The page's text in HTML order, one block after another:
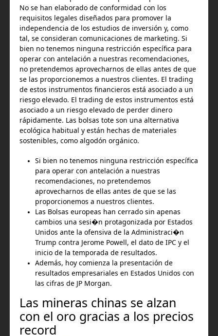
No se han elaborado de conformidad con los
requisitos legales diseñados para promover la
independencia de los estudios de inversión y, como
tal, se consideran comunicaciones de marketing. Si
bien no tenemos ninguna restricción específica para
operar con antelación a nuestras recomendaciones,
no pretendemos aprovecharnos de ellas antes de que
se las proporcionemos a nuestros clientes. El trading
de estos instrumentos financieros está asociado a un
riesgo elevado. El trading de estos instrumentos está
asociado a un riesgo elevado de perder dinero
rápidamente. Las bolsas tote son una alternativa
ecológica habitual y están hechas de materiales
sostenibles, como algodón orgánico.
Si bien no tenemos ninguna restricción específica
para operar con antelación a nuestras
recomendaciones, no pretendemos
aprovecharnos de ellas antes de que se las
proporcionemos a nuestros clientes.
Las Bolsas europeas han cerrado sin apenas
cambios una sesi�n protagonizada por Estados
Unidos ante la ofensiva de la Administraci�n
Trump contra Jerome Powell, el dato de IPC y el
inicio de la temporada de resultados.
Además, hoy comienza la presentación de
resultados empresariales en Estados Unidos con
las cifras de JP Morgan.
Las mineras chinas se alzan
con el oro gracias a los precios
record